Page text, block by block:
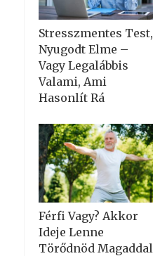
Stresszmentes Test,
Nyugodt Elme –
Vagy Legalábbis
Valami, Ami
Hasonlít Rá
Férfi Vagy? Akkor
Ideje Lenne
Törődnöd Magaddal